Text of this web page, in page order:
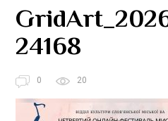
24168
0 20